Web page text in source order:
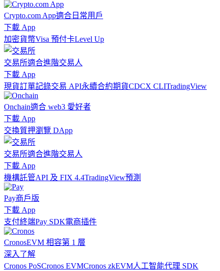
Crypto.com App適合日常用戶
下載 App
加密貨幣Visa 預付卡Level Up
交易所適合進階交易人
下載 App
現貨訂單記錄交易 API永續合約期貨CDCX CLITradingView
Onchain適合 web3 愛好者
下載 App
交換質押瀏覽 DApp
交易所適合進階交易人
下載 App
機構託管API 及 FIX 4.4TradingView預測
Pay商戶版
下載 App
支付終端Pay SDK電商插件
CronosEVM 相容第 1 層
深入了解
Cronos PoSCronos EVMCronos zkEVM人工智能代理 SDK